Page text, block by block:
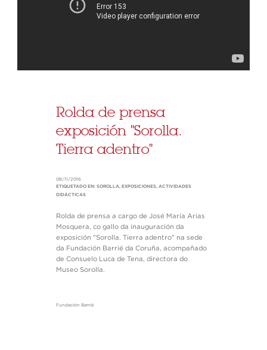
Rolda de prensa
exposición "Sorolla.
Tierra adentro"
08/11/2016
ETIQUETADO EN: SOROLLA, EXPOSICIONES, ACTIVIDADES
DIDÁCTICAS
Rolda de prensa a cargo de José María Arias
Mosquera, co gallo da inauguración da
exposición "Sorolla. Tierra adentro" na sede
da Fundación Barrié da Coruña, acompañado
de Consuelo Luca de Tena, directora do
Museo Sorolla.
Fundación Barrié